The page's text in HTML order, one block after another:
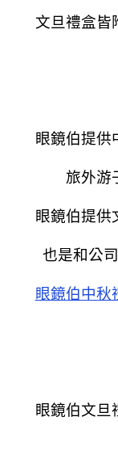
文旦禮盒皆
眼鏡伯提供
旅外游
眼鏡伯提供
也是和公
眼鏡伯中秋
眼鏡伯文旦